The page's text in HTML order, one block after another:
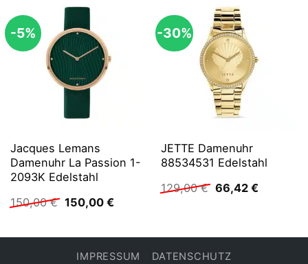
-5%
Jacques Lemans
Damenuhr La Passion 1-
2093K Edelstahl
150,00€ Ursprünglicher
Preis
150,00 €
150,00 €Aktueller
150,00 €.
-30%
JETTE Damenuhr
88534531 Edelstahl
129,00€ Ursprünglicher
Preis
66,42 €Aktueller
IMPRESSUM DATENSCHUTZ